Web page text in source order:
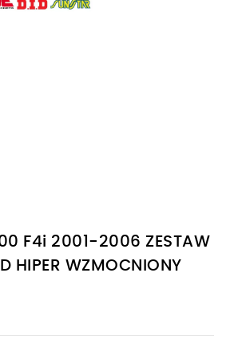
F4i 2001-2006 ZESTAW
HIPER WZMOCNIONY